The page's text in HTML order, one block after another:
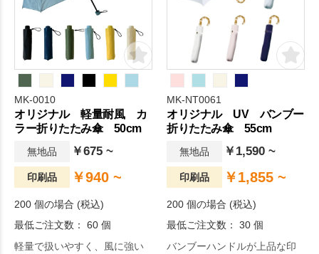
れなノベルティをお探しの担
コーディネートでも活躍でき
るので、ブランドロゴを印
刷。オリジナルグッズドット
コムの選りすぐり。
MK-0010
オリジナル 軽量耐風 カ
ラー折りたたみ傘 50cm
無地品 ￥675 ~
印刷品 ￥940 ~
200 個の場合 (税込)
最低ご注文数： 60 個
軽量で扱いやすく、風に強い
MK-NT0061
オリジナル UV バンブー
折りたたみ傘 55cm
無地品 ￥1,590 ~
印刷品 ￥1,855 ~
200 個の場合 (税込)
最低ご注文数： 30 個
バンブーハンドルが上品な印